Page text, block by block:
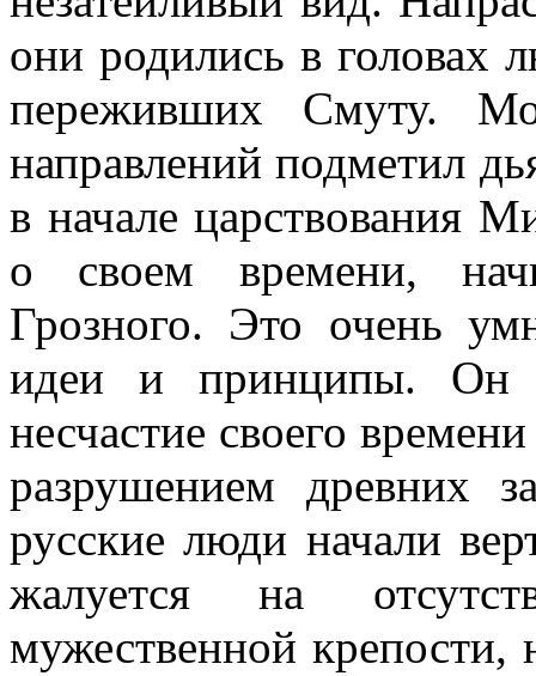
они родились в
переживших Смуту.
направлений подметил
в начале царствования
о своем времени,
Грозного. Это очень
идеи и принципы. Он -
несчастие своего
разрушением древних
русские люди начали
жалуется на
мужественной крепости,